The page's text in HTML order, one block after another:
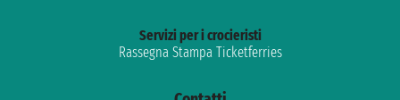
Servizi per i crocieristi
Rassegna Stampa Ticketferries